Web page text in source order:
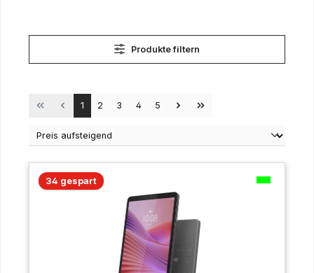
Produkte filtern
Seite
1 Seite
2 Seite
3 Seite
4 Seite
5
34 gespart